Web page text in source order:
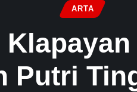
ARTA
Putri